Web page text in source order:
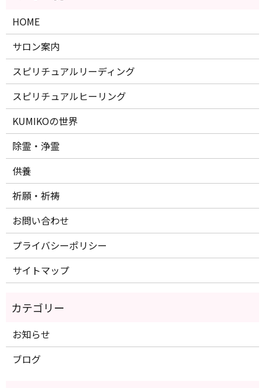
HOME
サロン案内
スピリチュアルリーディング
スピリチュアルヒーリング
KUMIKOの世界
除霊・浄霊
供養
祈願・祈祷
お問い合わせ
プライバシーポリシー
サイトマップ
お知らせ
ブログ